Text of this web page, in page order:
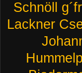
Schnöll
Lackner